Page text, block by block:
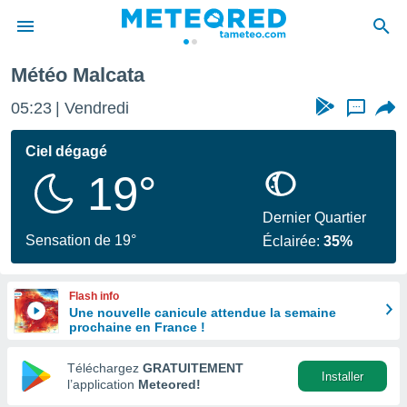
de
en
Météo Malcata
05:23 Vendredi ...
Ciel dégagé
19°
Sensation de 19°
Dernier Quartier
Éclairée:35%
Flash info
Une nouvelle canicule attendue la semaine
prochaine en France !
Téléchargez GRATUITEMENT
l’application Meteored!
Installer